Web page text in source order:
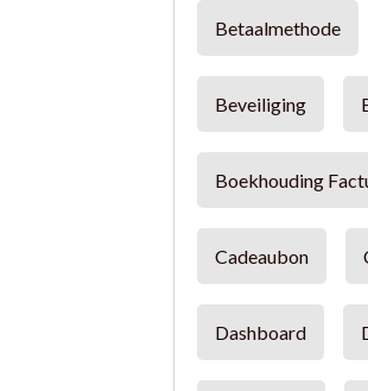
Betaalmethode
Beveiliging
Boekhouding
Cadeaubon
Dashboard